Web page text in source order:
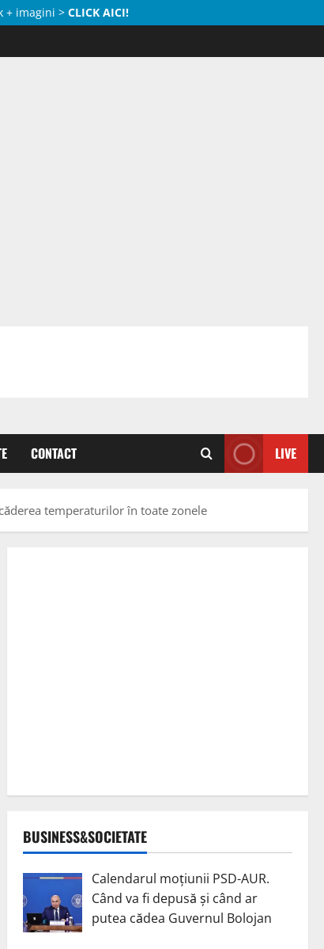
+ imagini > CLICK AICI!
CONTACT LIVE
temperaturilor în toate zonele
BUSINESS&SOCIETATE
Calendarul moțiunii PSD-AUR.
Când va fi depusă și când ar
putea cădea Guvernul Bolojan